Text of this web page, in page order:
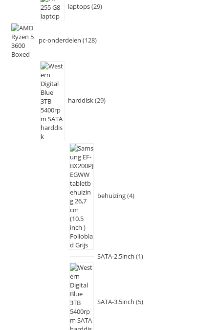
laptops 29
pc-onderdelen 128
harddisk 29
behuizing 4
SATA-2.5inch 1
SATA-3.5inch 5